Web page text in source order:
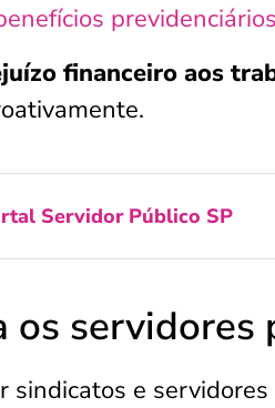
previdenciários
financeiro aos
Servidor Público SP
os servidores
e